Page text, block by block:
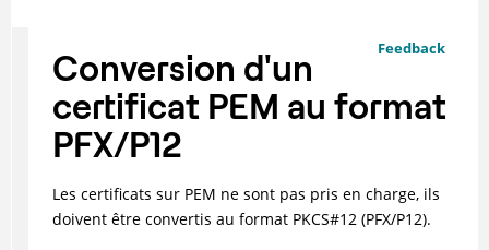
Feedback
Conversion d'un
certificat PEM au format
PFX/P12
Les certificats sur PEM ne sont pas pris en charge, ils
doivent être convertis au format PKCS#12 (PFX/P12).